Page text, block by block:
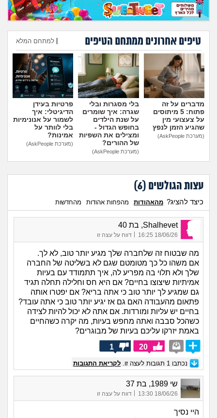
טיפים אחרונים ממתחם הטיפים למתחם המלא
הוספת טיפ
מדברים על זה
פתוח: 5 מיתוסים
על צעצועי מין
שהגיע הזמן לנפץ
(מערכת AskPeople)
בלי מסגרות ובלי
שגרה: איך שומרים
על שנת הילדים
בחופש הגדול -
ומצילים את השפיות
של ההורים?
(מערכת AskPeople)
פרטיות בעידן
הדיגיטלי: איך
לשמור על אנונימיות
בלי לוותר על
אמינות?
(מערכת AskPeople)
עצות הגולשים (6
)
כיצד להציג? מהאהודות מהפחות אהודות מהחדשות
Shalhevet, בת 40
18/06/26 16:25
| דווח על עצה זו
מה שבטוח זה שלחברה שלך מגיע יותר טוב, לא לך.
אם משהו כל כך מטומטם שגם לא בשליטה של החברה
שלך ולא תלוי בה מפריע לה, איך תתמודד עם בעיות
אמיתיות שיצוצו בחיים? אם היא חס וחלילה תחלה תגיד
גם שמגיע לך יותר טוב כי אתה בריא? אם יפטרו אותה
פתאום מהעבודה האם גם אז יגיע יותר טוב כי אתה עובד?
בחיים יש עליות ומורדות. אם אתה לא יכול להיות לצידה
כשהכל סבבה ואתה מחפש בעיות, מה יקרה כשהחיים
באמת יזרקו עליכם בעיות של מבוגרים?
20
1
נכתבו 1 תגובות לעצה זו. לקריאת התגובות
שי 1989, בת 37
18/06/26 13:30 דווח על עצה זו
היי נסיך